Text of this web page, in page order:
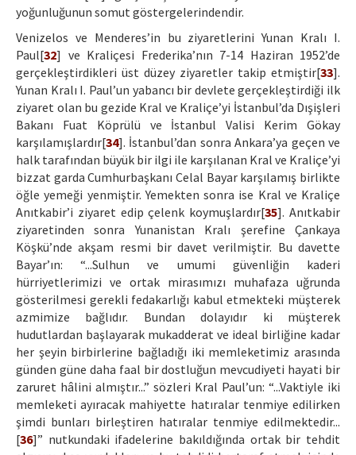
yoğunluğunun somut göstergelerindendir.
Venizelos ve Menderes’in bu ziyaretlerini Yunan Kralı I.
Paul[32] ve Kraliçesi Frederika’nın 7-14 Haziran 1952’de
gerçekleştirdikleri üst düzey ziyaretler takip etmiştir[33].
Yunan Kralı I. Paul’un yabancı bir devlete gerçekleştirdiği ilk
ziyaret olan bu gezide Kral ve Kraliçe’yi İstanbul’da Dışişleri
Bakanı Fuat Köprülü ve İstanbul Valisi Kerim Gökay
karşılamışlardır[34]. İstanbul’dan sonra Ankara’ya geçen ve
halk tarafından büyük bir ilgi ile karşılanan Kral ve Kraliçe’yi
bizzat garda Cumhurbaşkanı Celal Bayar karşılamış birlikte
öğle yemeği yenmiştir. Yemekten sonra ise Kral ve Kraliçe
Anıtkabir’i ziyaret edip çelenk koymuşlardır[35]. Anıtkabir
ziyaretinden sonra Yunanistan Kralı şerefine Çankaya
Köşkü’nde akşam resmi bir davet verilmiştir. Bu davette
Bayar’ın: “...Sulhun ve umumi güvenliğin kaderi
hürriyetlerimizi ve ortak mirasımızı muhafaza uğrunda
gösterilmesi gerekli fedakarlığı kabul etmekteki müşterek
azmimize bağlıdır. Bundan dolayıdır ki müşterek
hudutlardan başlayarak mukadderat ve ideal birliğine kadar
her şeyin birbirlerine bağladığı iki memleketimiz arasında
günden güne daha faal bir dostluğun mevcudiyeti hayati bir
zaruret hâlini almıştır...” sözleri Kral Paul’un: “...Vaktiyle iki
memleketi ayıracak mahiyette hatıralar tenmiye edilirken
şimdi bunları birleştiren hatıralar tenmiye edilmektedir...
[36]” nutkundaki ifadelerine bakıldığında ortak bir tehdit